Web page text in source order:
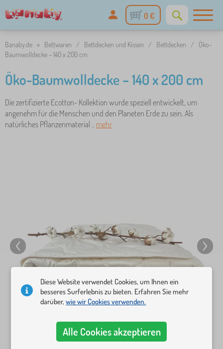
0 €
Banaby.de » Bettwaren / Bettdecken und Kissen / Bettdecken /
Öko-
Baumwolldecke – 140 x 200 cm
Öko-Baumwolldecke – 140 x 200 cm
Die zertifizierte Ecotton- Kollektion wurde speziell entwickelt, um
angenehm für die Menschen und den Planeten Erde zu sein. Als
natürliches Pflanzenmaterial .. mehr
Diese Website verwendet Cookies, um Ihnen ein
besseres Surferlebnis zu bieten. Erfahren Sie mehr
darüber,wie wir Cookies verwenden.
Alle Cookies akzeptieren